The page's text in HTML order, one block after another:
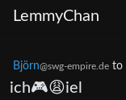
LemmyChan
Björn@swg-empire.de to
ich🎮😩iel